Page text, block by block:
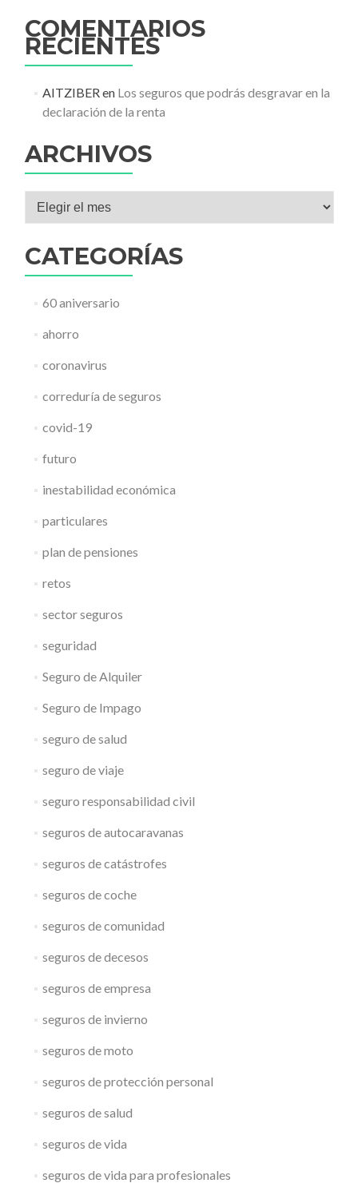
COMENTARIOS
RECIENTES
AITZIBERen Los seguros que podrás desgravar en la
declaración de la renta
ARCHIVOS
Archivos
CATEGORÍAS
60 aniversario
ahorro
coronavirus
correduría de seguros
covid-19
futuro
inestabilidad económica
particulares
plan de pensiones
retos
sector seguros
seguridad
Seguro de Alquiler
Seguro de Impago
seguro de salud
seguro de viaje
seguro responsabilidad civil
seguros de autocaravanas
seguros de catástrofes
seguros de coche
seguros de comunidad
seguros de decesos
seguros de empresa
seguros de invierno
seguros de moto
seguros de protección personal
seguros de salud
seguros de vida
seguros de vida para profesionales